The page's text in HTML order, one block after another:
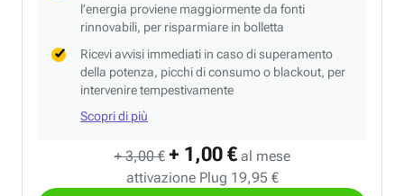
+ 3,00 € + 1,00 € al mese
attivazione Plug 19,95 €
l’energia proviene maggiormente da fonti
rinnovabili, per risparmiare in bolletta
Ricevi avvisi immediati in caso di superamento
della potenza, picchi di consumo o blackout, per
intervenire tempestivamente
Scopri di più